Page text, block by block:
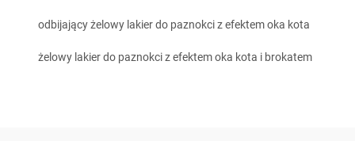
odbijający żelowy lakier do paznokci z efektem oka kota
żelowy lakier do paznokci z efektem oka kota i brokatem